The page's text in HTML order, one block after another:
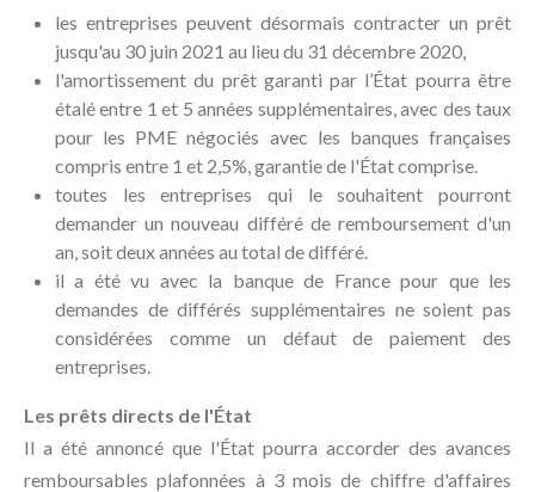
les entreprises peuvent désormais contracter un prêt
jusqu'au 30 juin 2021 au lieu du 31 décembre 2020,
l'amortissement du prêt garanti par l’État pourra être
étalé entre 1 et 5 années supplémentaires, avec des taux
pour les PME négociés avec les banques françaises
compris entre 1 et 2,5%, garantie de l'État comprise.
toutes les entreprises qui le souhaitent pourront
demander un nouveau différé de remboursement d'un
an, soit deux années au total de différé.
il a été vu avec la banque de France pour que les
demandes de différés supplémentaires ne soient pas
considérées comme un défaut de paiement des
entreprises.
Les prêts directs de l'État
Il a été annoncé que l'État pourra accorder des avances
remboursables plafonnées à 3 mois de chiffre d'affaires